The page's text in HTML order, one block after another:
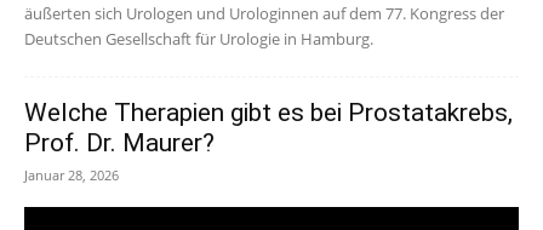
äußerten sich Urologen und Urologinnen auf dem 77. Kongress der
Deutschen Gesellschaft für Urologie in Hamburg.
Welche Therapien gibt es bei Prostatakrebs,
Prof. Dr. Maurer?
Januar 28, 2026